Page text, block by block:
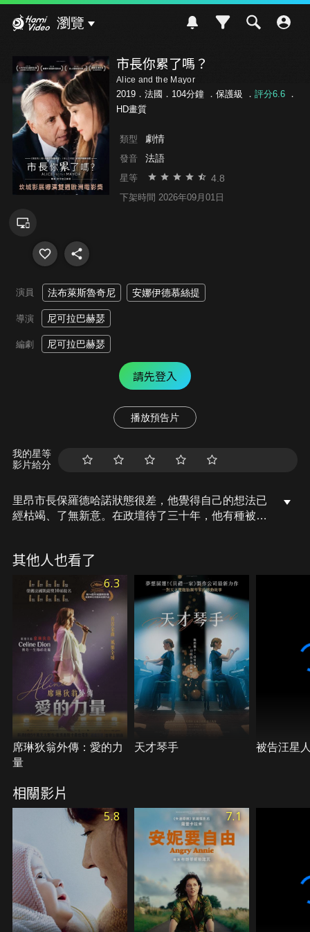
瀏覽
市長你累了嗎？
Alice and the Mayor
2019．法國．104分鐘 ． 保護級 ． 評分6.6．
HD畫質
類型 劇情
發音 法語
星等 4.8
下架時間 2026年09月01日
演員 法布萊斯魯奇尼 安娜伊德慕絲提
導演 尼可拉巴赫瑟
編劇 尼可拉巴赫瑟
請先登入
播放預告片
我的星等
影片給分
里昂市長保羅德哈諾狀態很差，他覺得自己的想法已
經枯竭、了無新意。在政壇待了三十年，他有種被掏
的對話逐漸坦白深入，彼此關係更加拉近，也動搖了
原本各自堅持的信念。慢慢的問題出現了：政治能夠
允許反思嗎？
其他人也看了
6.3
席琳狄翁外傳：愛的力
量
天才琴手 被告汪星
相關影片
5.8 7.1